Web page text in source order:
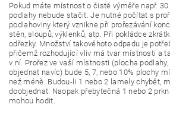
Pokud máte místnost o čisté výměře např. 30
podlahy nebude stačit. Je nutné počítat s
podlahoviny který vznikne při prořezávání
stěn, sloupů, výklenků, atp. Při pokládce
odřezky. Množství takovéhoto odpadu je
přičemž rozhodující vliv má tvar místnosti a
v ní. Prořez ve vaší místnosti (plocha
objednat navíc) bude 5, 7, nebo 10% plochy
než méně. Budou-li 1 nebo 2 lamely chybět,
doobjednat. Naopak přebytečná 1 nebo 2
mohou hodit.